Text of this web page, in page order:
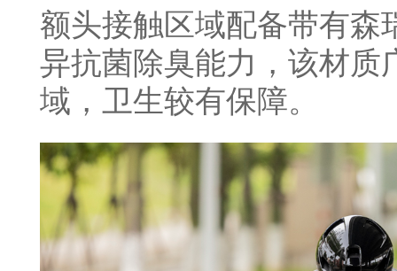
额头接触区域配备带有森
异抗菌除臭能力，该材质
域，卫生较有保障。